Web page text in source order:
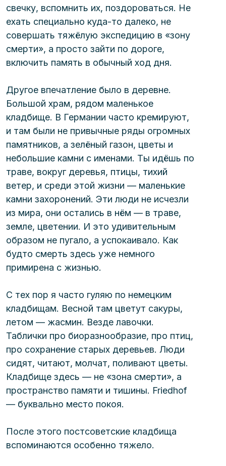
свечку, вспомнить их, поздороваться. Не
ехать специально куда-то далеко, не
совершать тяжёлую экспедицию в «зону
смерти», а просто зайти по дороге,
включить память в обычный ход дня.
Другое впечатление было в деревне.
Большой храм, рядом маленькое
кладбище. В Германии часто кремируют,
и там были не привычные ряды огромных
памятников, а зелёный газон, цветы и
небольшие камни с именами. Ты идёшь по
траве, вокруг деревья, птицы, тихий
ветер, и среди этой жизни — маленькие
камни захоронений. Эти люди не исчезли
из мира, они остались в нём — в траве,
земле, цветении. И это удивительным
образом не пугало, а успокаивало. Как
будто смерть здесь уже немного
примирена с жизнью.
С тех пор я часто гуляю по немецким
кладбищам. Весной там цветут сакуры,
летом — жасмин. Везде лавочки.
Таблички про биоразнообразие, про птиц,
про сохранение старых деревьев. Люди
сидят, читают, молчат, поливают цветы.
Кладбище здесь — не «зона смерти», а
пространство памяти и тишины. Friedhof
— буквально место покоя.
После этого постсоветские кладбища
вспоминаются особенно тяжело.